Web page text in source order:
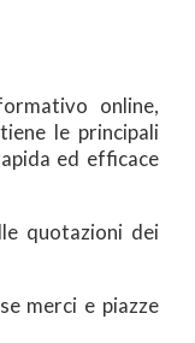
online,
le principali
ed efficace
quotazioni dei
merci e piazze